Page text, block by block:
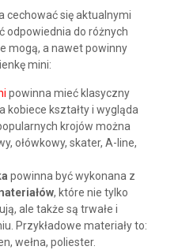
cechować się aktualnymi
odpowiednia do różnych
mogą, a nawet powinny
mini:
powinna mieć klasyczny
kobiece kształty i wygląda
krojów można
ołówkowy, skater, A-line,
powinna być wykonana z
, które nie tylko
ale także są trwałe i
Przykładowe materiały to:
wełna, poliester.